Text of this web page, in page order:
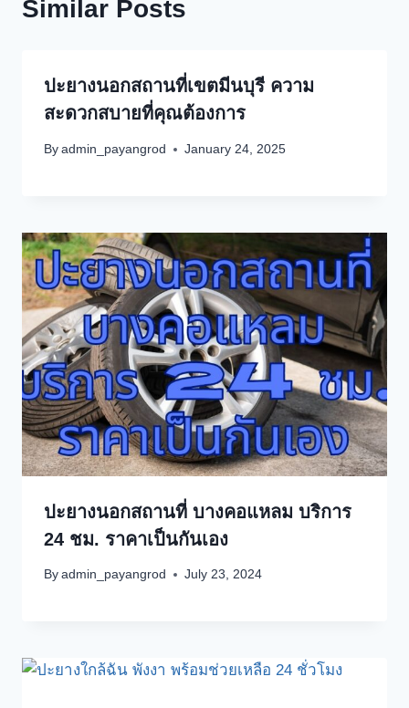
Similar Posts
ปะยางนอกสถานที่เขตมีนบุรี ความ
สะดวกสบายที่คุณต้องการ
By admin_payangrod January 24, 2025
ปะยางนอกสถานที่ บางคอแหลม บริการ
24 ชม. ราคาเป็นกันเอง
By admin_payangrod July 23, 2024